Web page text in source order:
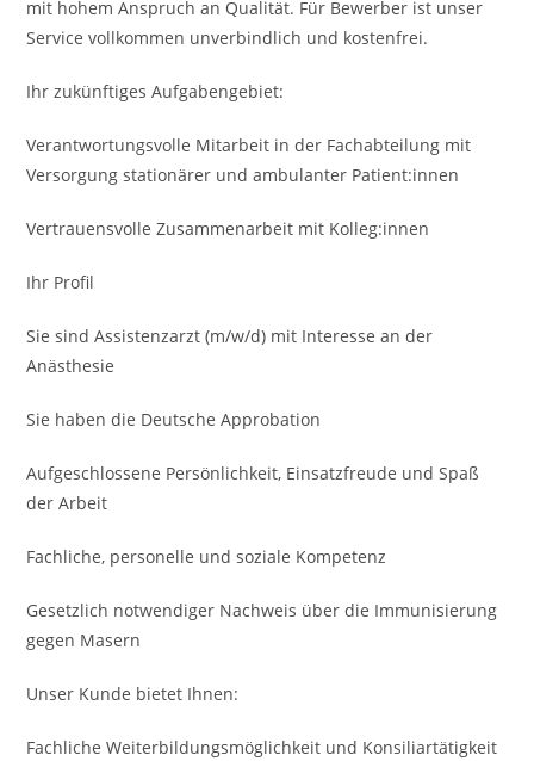
mit hohem Anspruch an Qualität. Für Bewerber ist unser
Service vollkommen unverbindlich und kostenfrei.
Ihr zukünftiges Aufgabengebiet:
Verantwortungsvolle Mitarbeit in der Fachabteilung mit
Versorgung stationärer und ambulanter Patient:innen
Vertrauens­volle Zusammenarbeit mit Kolleg:innen
Ihr Profil
Sie sind Assistenzarzt (m/w/d) mit Interesse an der
Anästhesie
Sie haben die Deutsche Approbation
Aufgeschlossene Persönlich­keit, Einsatzfreude und Spaß
der Arbeit
Fachliche, personelle und soziale Kompetenz
Gesetzlich notwendiger Nachweis über die Immuni­sierung
gegen Masern
Unser Kunde bietet Ihnen:
Fachliche Weiterbildungsmöglichkeit und Konsiliar­tätigkeit